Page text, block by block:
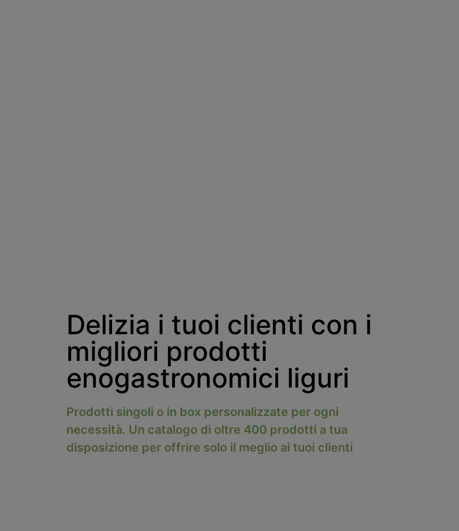
Delizia i tuoi clienti con i
migliori prodotti
enogastronomici liguri
Prodotti singoli o in box personalizzate per ogni
necessità. Un catalogo di oltre 400 prodotti a tua
disposizione per offrire solo il meglio ai tuoi clienti